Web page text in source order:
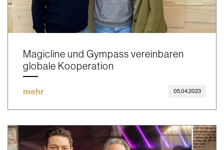
Magicline und Gympass vereinbaren
globale Kooperation
mehr 05.04.2023